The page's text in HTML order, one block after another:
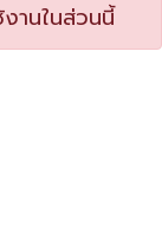
านในส่วนนี้